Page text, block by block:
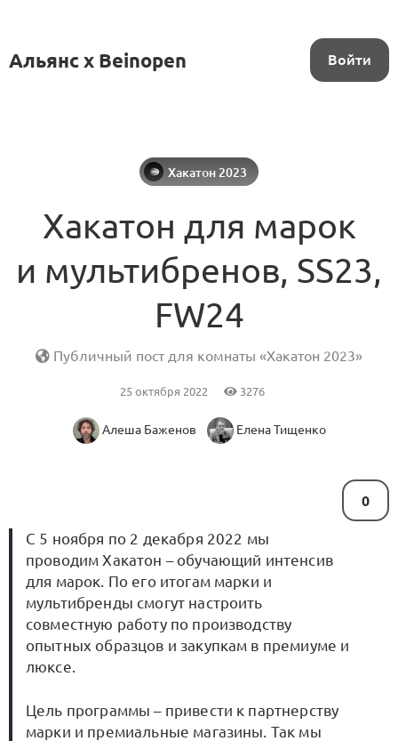
Альянс x Beinopen Войти
Хакатон 2023
Хакатон для марок
и мультибренов, SS23,
FW24
Публичный пост для комнаты «Хакатон 2023»
25 октября 2022 3276
Алеша Баженов Елена Тищенко
0
С 5 ноября по 2 декабря 2022 мы
проводим Хакатон – обучающий интенсив
для марок. По его итогам марки и
мультибренды смогут настроить
совместную работу по производству
опытных образцов и закупкам в премиуме и
люксе.
Цель программы – привести к партнерству
марки и премиальные магазины. Так мы